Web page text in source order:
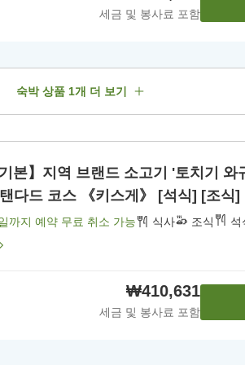
세금 및 봉사료 포함
숙박 상품 1개 더 보기
기본】지역 브랜드 소고기 '토치기
다드 코스 《키스게》 [석식] [조식]
까지 예약 무료 취소 가능 식사 조식 석
₩410,631
세금 및 봉사료 포함